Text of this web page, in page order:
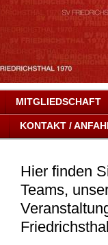
MITGLIEDSCHAFT
KONTAKT /
Hier finden
Teams,